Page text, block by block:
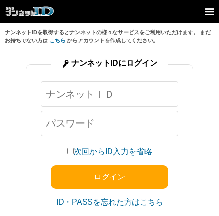
ナンネットIDを取得するとナンネットの様々なサービスをご利用いただけます。 まだ
お持ちでない方は こちら からアカウントを作成してください。
次回からID入力を省略
ID・PASSを忘れた方はこちら
ナンネットIDにログイン